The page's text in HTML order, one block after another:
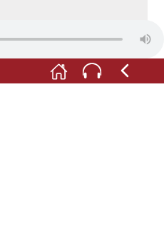
l’essor des
d’eau se sont trouvées
de sorcellerie ou